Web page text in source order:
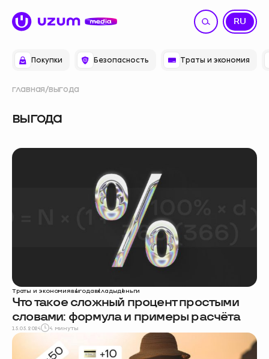
Покупки Безопасность Траты и экономия
RU
UZ
главная выгода
выгода
Траты и экономиявыгодавкладыденьги
Что такое сложный процент простыми
словами: формула и примеры расчёта
15.05.2024 4 минуты